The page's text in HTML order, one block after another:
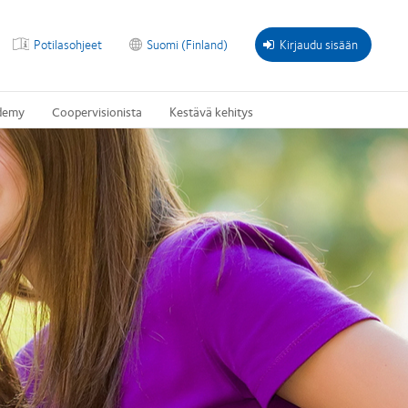
Kirjaudu sisään
Suomi (Finland)
Potilasohjeet
Coopervisionista Kestävä kehitys